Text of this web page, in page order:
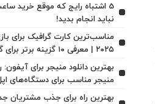
5 اشتباه رایج که موقع خرید
نباید انجام بدید!
مناسب‌ترین کارت گرافیک برای
۲۰۲۵ | معرفی ۱۰ گزینه برتر برای گیمرها
بهترین دانلود منیجر برای آیفون:
منیجر مناسب برای دستگاه‌های
بهترین راه برای جذب مشتریان